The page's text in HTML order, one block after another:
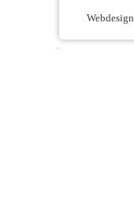
Webdesign